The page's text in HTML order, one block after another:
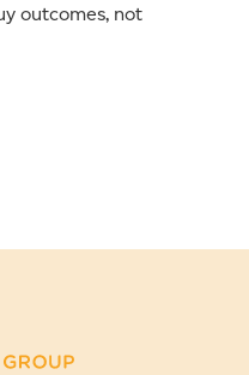
outcomes, not